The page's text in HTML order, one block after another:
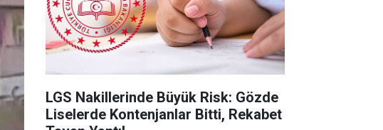
LGS Nakillerinde Büyük Risk: Gözde
Liselerde Kontenjanlar Bitti, Rekabet